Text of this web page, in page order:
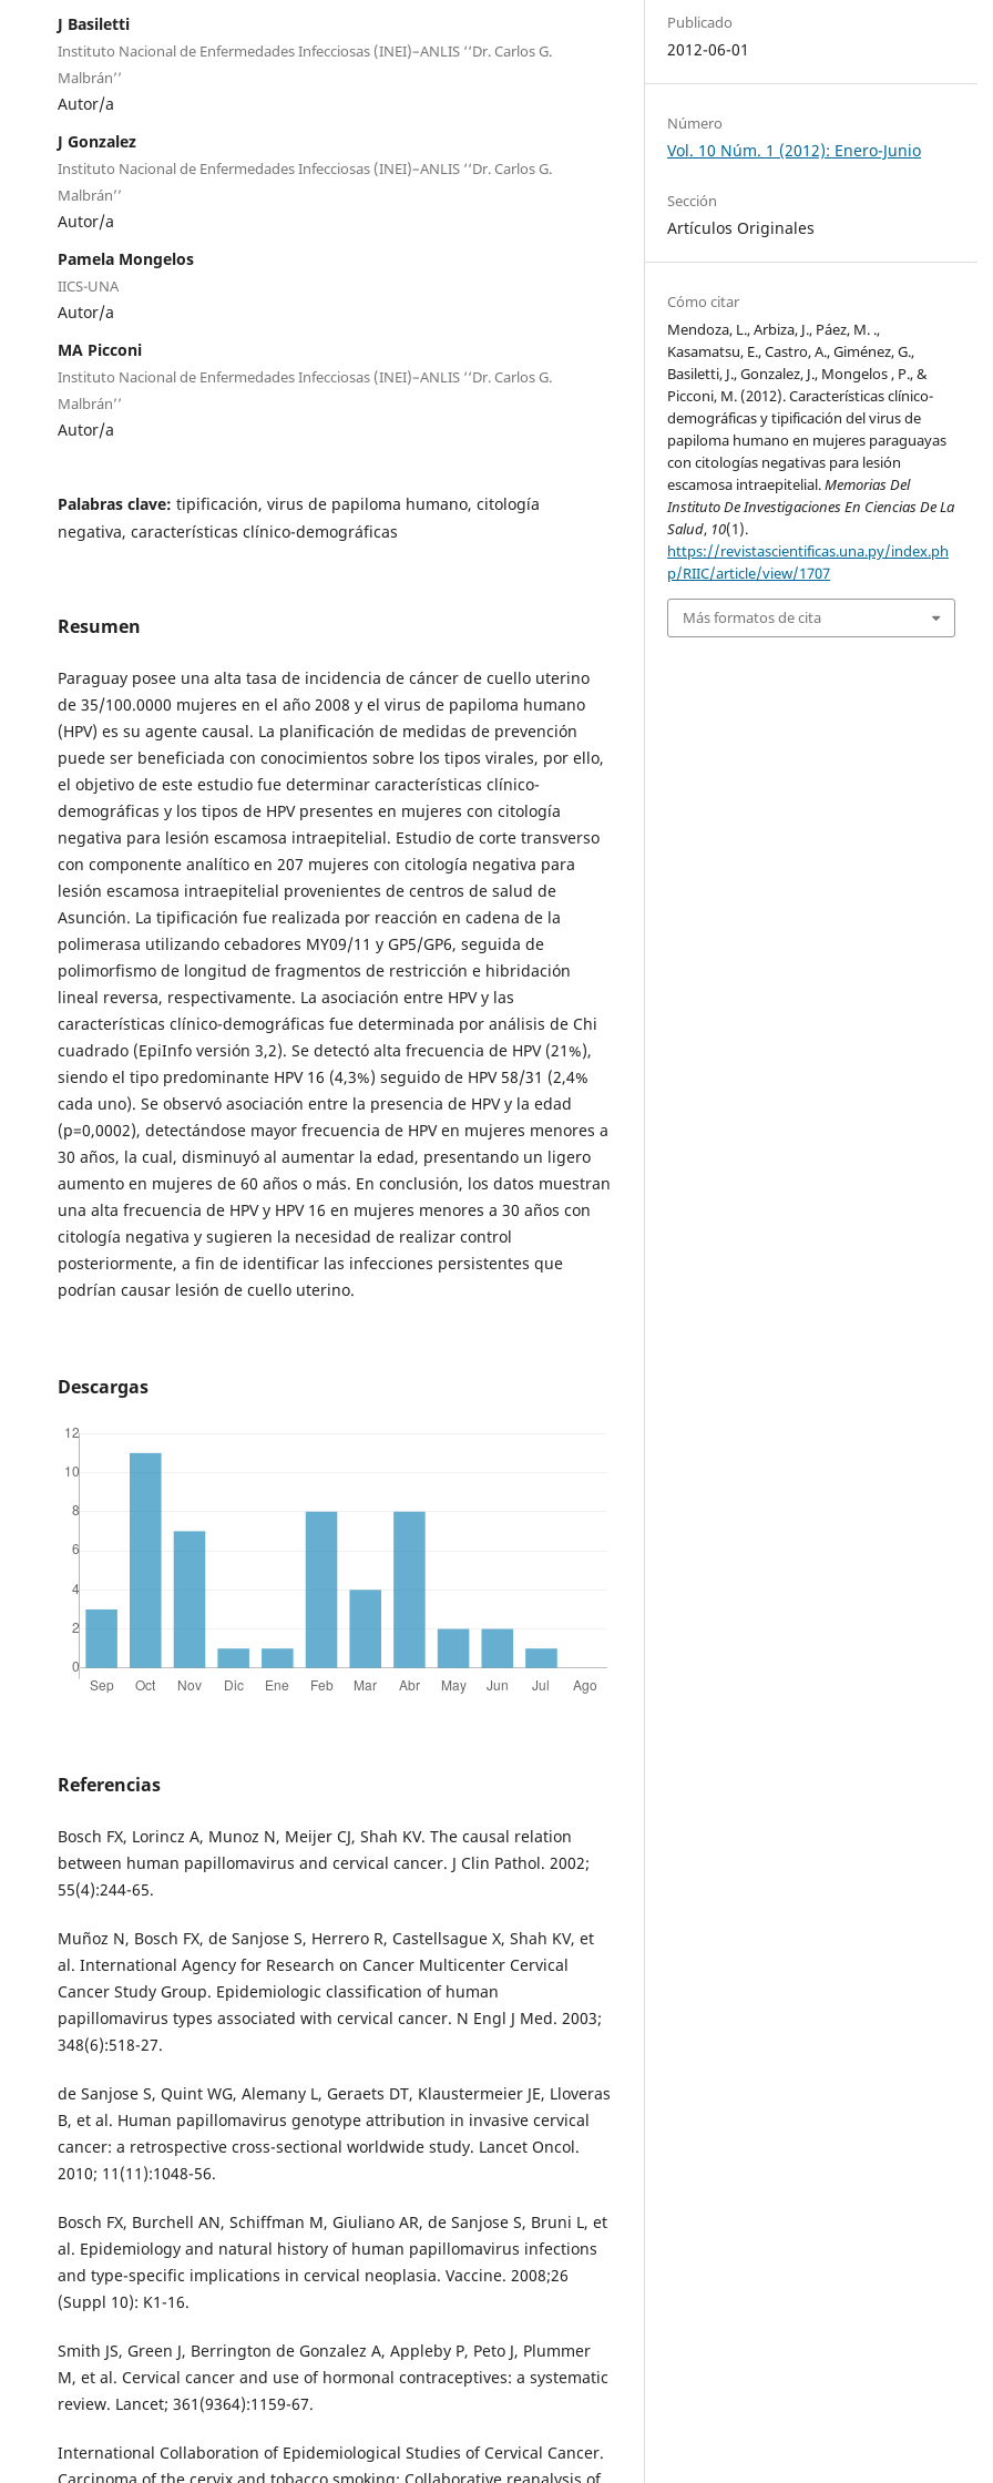
J Basiletti
Instituto Nacional de Enfermedades Infecciosas (INEI)–ANLIS ‘‘Dr. Carlos G.
Malbrán’’
Autor/a
J Gonzalez
Instituto Nacional de Enfermedades Infecciosas (INEI)–ANLIS ‘‘Dr. Carlos G.
Malbrán’’
Autor/a
Pamela Mongelos
IICS-UNA
Autor/a
MA Picconi
Instituto Nacional de Enfermedades Infecciosas (INEI)–ANLIS ‘‘Dr. Carlos G.
Malbrán’’
Autor/a
Palabras clave: tipificación, virus de papiloma humano, citología
negativa, características clínico-demográficas
Resumen
Paraguay posee una alta tasa de incidencia de cáncer de cuello uterino
de 35/100.0000 mujeres en el año 2008 y el virus de papiloma humano
(HPV) es su agente causal. La planificación de medidas de prevención
puede ser beneficiada con conocimientos sobre los tipos virales, por ello,
el objetivo de este estudio fue determinar características clínico-
demográficas y los tipos de HPV presentes en mujeres con citología
negativa para lesión escamosa intraepitelial. Estudio de corte transverso
con componente analítico en 207 mujeres con citología negativa para
lesión escamosa intraepitelial provenientes de centros de salud de
Asunción. La tipificación fue realizada por reacción en cadena de la
polimerasa utilizando cebadores MY09/11 y GP5/GP6, seguida de
polimorfismo de longitud de fragmentos de restricción e hibridación
lineal reversa, respectivamente. La asociación entre HPV y las
características clínico-demográficas fue determinada por análisis de Chi
cuadrado (EpiInfo versión 3,2). Se detectó alta frecuencia de HPV (21%),
siendo el tipo predominante HPV 16 (4,3%) seguido de HPV 58/31 (2,4%
cada uno). Se observó asociación entre la presencia de HPV y la edad
(p=0,0002), detectándose mayor frecuencia de HPV en mujeres menores a
30 años, la cual, disminuyó al aumentar la edad, presentando un ligero
aumento en mujeres de 60 años o más. En conclusión, los datos muestran
una alta frecuencia de HPV y HPV 16 en mujeres menores a 30 años con
citología negativa y sugieren la necesidad de realizar control
posteriormente, a fin de identificar las infecciones persistentes que
podrían causar lesión de cuello uterino.
Descargas
Referencias
Bosch FX, Lorincz A, Munoz N, Meijer CJ, Shah KV. The causal relation
between human papillomavirus and cervical cancer. J Clin Pathol. 2002;
55(4):244-65.
Muñoz N, Bosch FX, de Sanjose S, Herrero R, Castellsague X, Shah KV, et
al. International Agency for Research on Cancer Multicenter Cervical
Cancer Study Group. Epidemiologic classification of human
papillomavirus types associated with cervical cancer. N Engl J Med. 2003;
348(6):518-27.
de Sanjose S, Quint WG, Alemany L, Geraets DT, Klaustermeier JE, Lloveras
B, et al. Human papillomavirus genotype attribution in invasive cervical
cancer: a retrospective cross-sectional worldwide study. Lancet Oncol.
2010; 11(11):1048-56.
Bosch FX, Burchell AN, Schiffman M, Giuliano AR, de Sanjose S, Bruni L, et
al. Epidemiology and natural history of human papillomavirus infections
and type-specific implications in cervical neoplasia. Vaccine. 2008;26
(Suppl 10): K1-16.
Smith JS, Green J, Berrington de Gonzalez A, Appleby P, Peto J, Plummer
M, et al. Cervical cancer and use of hormonal contraceptives: a systematic
review. Lancet; 361(9364):1159-67.
International Collaboration of Epidemiological Studies of Cervical Cancer.
Publicado
2012-06-01
Número
Vol. 10 Núm. 1 (2012): Enero-Junio
Sección
Artículos Originales
Cómo citar
Mendoza, L., Arbiza, J., Páez, M. .,
Kasamatsu, E., Castro, A., Giménez, G.,
Basiletti, J., Gonzalez, J., Mongelos , P., &
Picconi, M. (2012). Características clínico-
demográficas y tipificación del virus de
papiloma humano en mujeres paraguayas
con citologías negativas para lesión
escamosa intraepitelial.Memorias Del
Instituto De Investigaciones En Ciencias De La
Salud, 10(1).
https://revistascientificas.una.py/index.ph
p/RIIC/article/view/1707
Más formatos de cita